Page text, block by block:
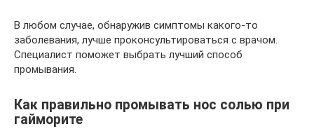
В любом случае, обнаружив симптомы какого-то
заболевания, лучше проконсультироваться с врачом.
Специалист поможет выбрать лучший способ
промывания.
Как правильно промывать нос солью при
гайморите